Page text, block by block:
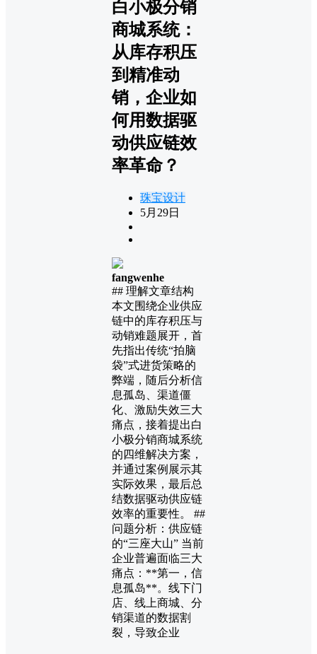
白小极分销
商城系统：
从库存积压
到精准动
销，企业如
何用数据驱
动供应链效
率革命？
珠宝设计
5月29日
fangwenhe
## 理解文章结构
本文围绕企业供应
链中的库存积压与
动销难题展开，首
先指出传统“拍脑
袋”式进货策略的
弊端，随后分析信
息孤岛、渠道僵
化、激励失效三大
痛点，接着提出白
小极分销商城系统
的四维解决方案，
并通过案例展示其
实际效果，最后总
结数据驱动供应链
效率的重要性。 ##
问题分析：供应链
的“三座大山” 当前
企业普遍面临三大
痛点：**第一，信
息孤岛**。线下门
店、线上商城、分
销渠道的数据割
裂，导致企业